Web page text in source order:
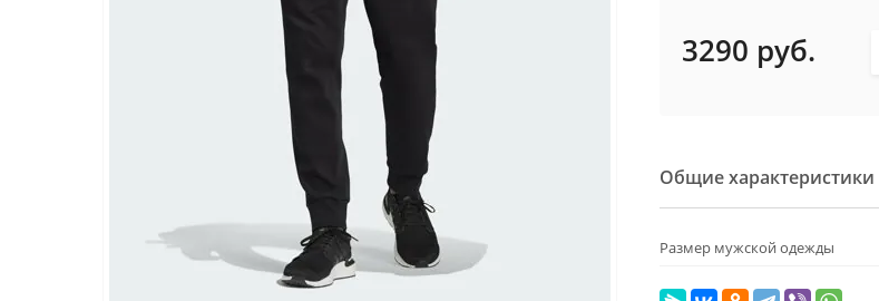
3290 руб.
Общие характеристики
Размер мужской одежды